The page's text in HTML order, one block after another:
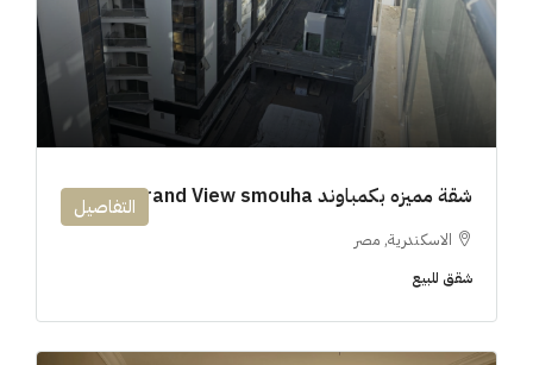
شقة مميزه بكمباوند 194m Grand View smouha
الاسكندرية, مصر
شقق للبيع
التفاصيل